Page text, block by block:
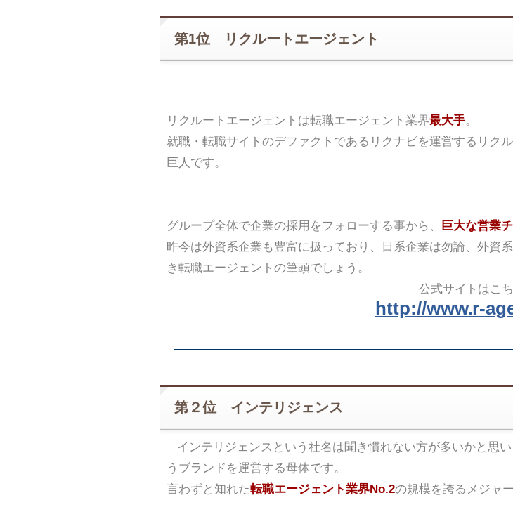
第1位 リクルートエージェント
リクルートエージェントは転職エージェント業界最大手。
就職・転職サイトのデファクトであるリクナビを運営するリク
巨人です。
グループ全体で企業の採用をフォローする事から、 巨大な営業
昨今は外資系企業も豊富に扱っており、日系企業は勿論、外資
き転職エージェントの筆頭でしょう。
公式サイトはこ
http://www.r-
第２位 インテリジェンス
インテリジェンスという社名は聞き慣れない方が多いかと思い
うブランドを運営する母体です。
言わずと知れた転職エージェント業界No.2の規模を誇るメジャ